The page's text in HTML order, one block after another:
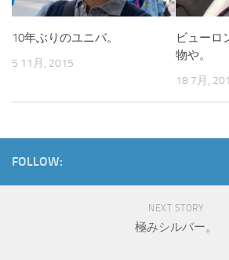
10年ぶりのユニバ。
5 11月, 2015
ビューロ
物や。
18 7月,
FOLLOW:
NEXT STORY
極みシルバー。